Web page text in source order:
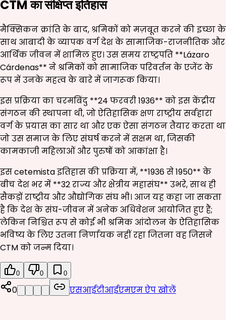
CTM का संक्षिप्त इतिहास
मैक्सिकन क्रांति के बाद, श्रमिकों को मज़बूत करने की इच्छा के
साथ आबादी के व्यापक वर्ग देश के सामाजिक-राजनीतिक और
आर्थिक जीवन में शामिल हुए। उस समय राष्ट्रपति **Lázaro
Cárdenas** ने श्रमिकों को सामाजिक परिवर्तन के एजेंट के
रूप में उनके महत्व के बारे में जागरूक किया।
इस प्रक्रिया का चरमबिंदु **24 फरवरी 1936** को इस केंद्रीय
संगठन की स्थापना थी, जो ऐतिहासिक क्षण राष्ट्रीय सर्वहारा
वर्ग के प्रयास का सार था और एक ऐसा संगठन तैयार करता था
जो उस समाज के लिए संघर्ष करने में सक्षम था, जिसकी
कामकाजी महिलाओं और पुरुषों को आकांक्षा है।
इस cetemista इतिहास की प्रक्रिया में, **1936 से 1950** के
बीच देश भर में **32 राज्य और क्षेत्रीय महासंघ** उभरे, साथ ही
सैकड़ों राष्ट्रीय और औद्योगिक संघ भी। आज यह कहा जा सकता
है कि देश के संघ-जीवन में अनेक अधिवेशन आयोजित हुए हैं;
लेकिन निश्चित रूप से कोई भी श्रमिक आंदोलन के ऐतिहासिक
भविष्य के लिए उतना निर्णायक नहीं रहा जितना वह जिसने
CTM को जन्म दिया।
0 0 0
0 एसआईटीआईएमएम ऐप खोलें